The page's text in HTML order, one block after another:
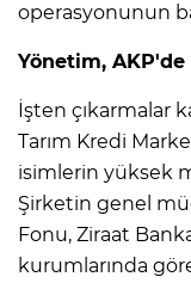
operasyonunun
Yönetim,
İşten çıkarmalar
Tarım Kredi
isimlerin yüksek
Şirketin genel
Fonu, Ziraat
kurumlarında